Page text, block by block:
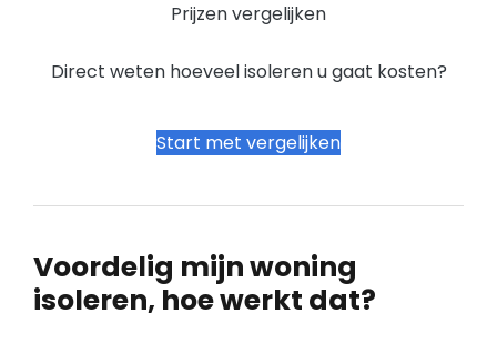
Prijzen vergelijken
Direct weten hoeveel isoleren u gaat kosten?
Start met vergelijken
Voordelig mijn woning
isoleren, hoe werkt dat?